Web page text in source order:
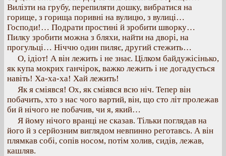
Вилізти на грубу, перепиляти дошку, вибратися на
горище, з горища поривні на вулицю, з вулиці…
Господи!… Подрати простині й зробити шворку…
Пилку зробити можна з бляхи, найти на дворі, на
прогульці… Ніччю один пиляє, другий стежить…
О, ідіот! А він лежить і не знає. Цілком байдужісінько,
як купа мокрих ганчірок, важко лежить і не догадується
навіть! Ха-ха-ха! Хай лежить!
Як я сміявся! Ох, як сміявся всю ніч. Тепер він
побачить, хто з нас чого вартий, він, що сто літ пролежав
би й нічого не побачив, чи я, який…
Я йому нічого вранці не сказав. Тільки поглядав на
його й з серйозним виглядом невпинно реготавсь. А він
плямкав собі, сопів носом, потім холив, сидів, лежав,
кашляв.